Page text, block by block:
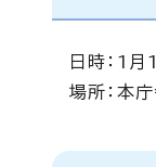
日時：1
場所：本